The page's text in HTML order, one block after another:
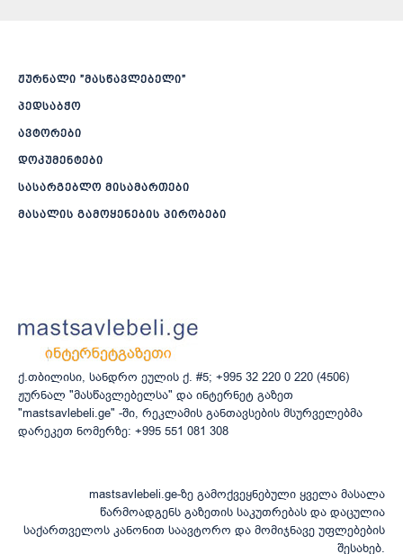
ჟურნალი ”მასწავლებელი”
პედსაბჭო
ავტორები
დოკუმენტები
სასარგებლო მისამართები
მასალის გამოყენების პირობები
ქ.თბილისი, სანდრო ეულის ქ. #5; +995 32 220 0 220 (4506)
ჟურნალ "მასწავლებელსა" და ინტერნეტ გაზეთ
"mastsavlebeli.ge" -ში, რეკლამის განთავსების მსურველებმა
დარეკეთ ნომერზე: +995 551 081 308
mastsavlebeli.ge-ზე გამოქვეყნებული ყველა მასალა
წარმოადგენს გაზეთის საკუთრებას და დაცულია
საქართველოს კანონით საავტორო და მომიჯნავე უფლებების
შესახებ.